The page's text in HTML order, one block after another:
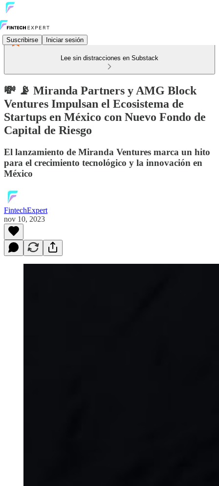
Suscribirse Iniciar sesión
Lee sin distracciones en Substack
💸 📡 Miranda Partners y AMG Block
Ventures Impulsan el Ecosistema de
Startups en México con Nuevo Fondo de
Capital de Riesgo
El lanzamiento de Miranda Ventures marca un hito
para el crecimiento tecnológico y la innovación en
México
FintechExpert
nov 10, 2023